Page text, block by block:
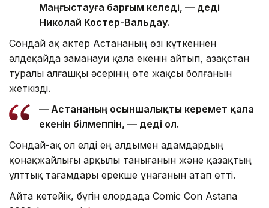
Маңғыстауға барғым келеді, — деді
Николай Костер-Вальдау.
Сондай ақ актер Астананың өзі күткеннен
әлдеқайда заманауи қала екенін айтып, Қазақстан
туралы алғашқы әсерінің өте жақсы болғанын
жеткізді.
— Астананың осыншалықты керемет қала
екенін білмеппін, — деді ол.
Сондай-ақ ол елді ең алдымен адамдардың
қонақжайлығы арқылы танығанын және қазақтың
ұлттық тағамдары ерекше ұнағанын атап өтті.
Айта кетейік, бүгін елордада Comic Con Astana